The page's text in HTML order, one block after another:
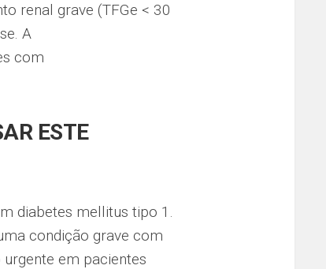
renal grave (TFGe < 30
A
com
ESTE
diabetes mellitus tipo 1.
condição grave com
em pacientes